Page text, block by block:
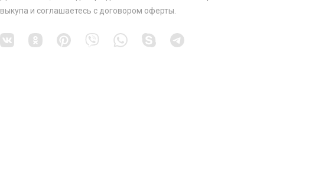
выкупа и соглашаетесь с договором оферты